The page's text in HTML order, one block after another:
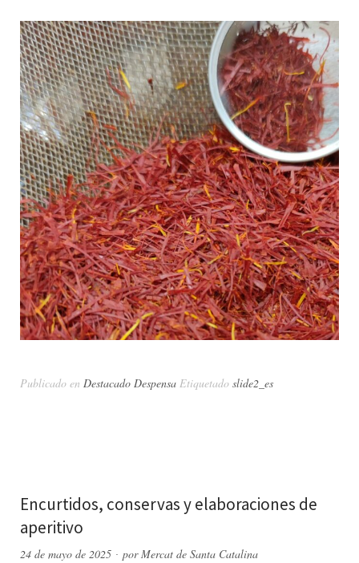
Publicado en Destacado Despensa Etiquetado slide2_es
Encurtidos, conservas y elaboraciones de
aperitivo
24 de mayo de 2025 porMercat de Santa Catalina